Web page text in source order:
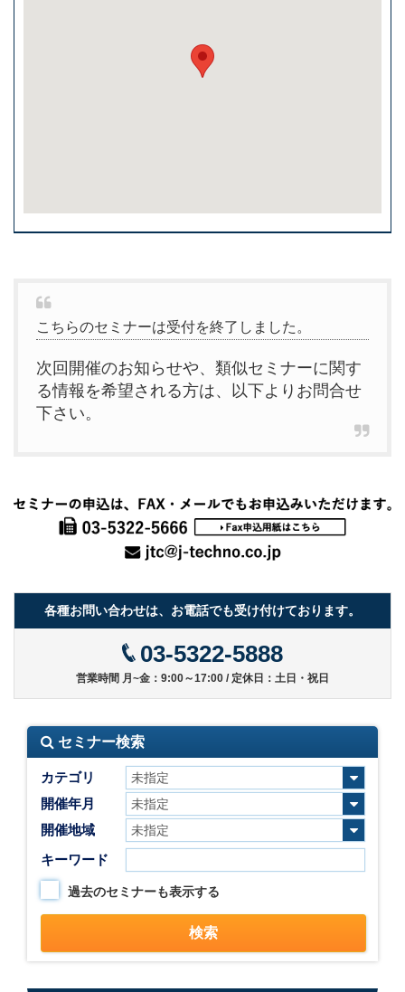
こちらのセミナーは受付を終了しました。
次回開催のお知らせや、類似セミナーに関す
る情報を希望される方は、以下よりお問合せ
下さい。
各種お問い合わせは、お電話でも受け付けております。
03-5322-5888
営業時間 月~金：9:00～17:00 / 定休日：土日・祝日
セミナー検索
カテゴリ
開催年月
開催地域
キーワード
過去のセミナーも表示する